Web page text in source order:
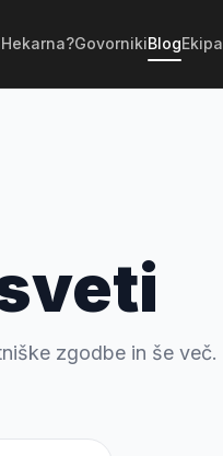
GovornikiBlogEkipa
zgodbe in še več.